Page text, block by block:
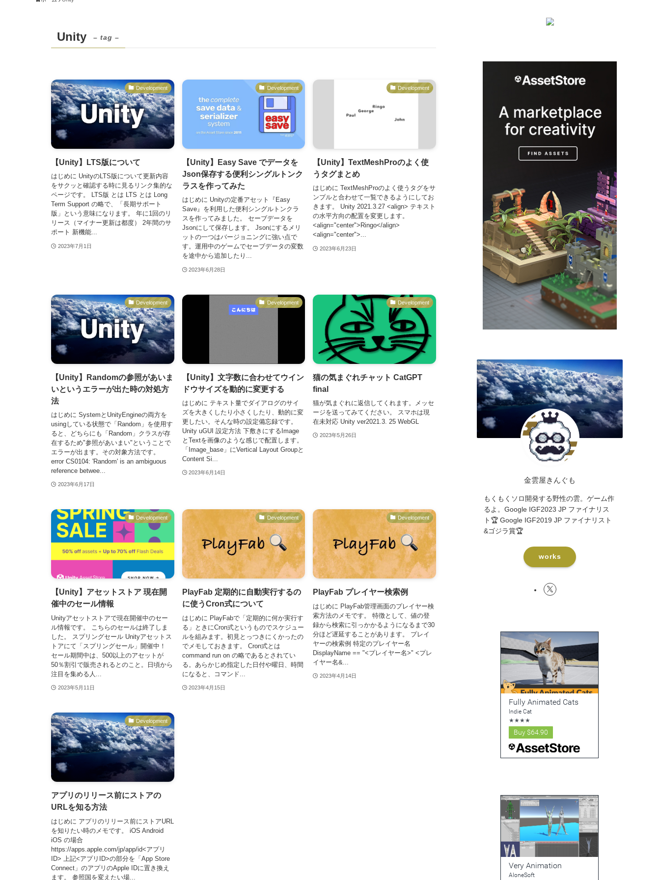
Unity – tag –
Development
【Unity】LTS版について
はじめに UnityのLTS版について更新内容
をサクッと確認する時に見るリンク集的な
ページです。 LTS版 とは LTS とは Long
Term Support の略で、「長期サポート
版」という意味になります。 年に1回のリ
リース（マイナー更新は都度） 2年間のサ
ポート 新機能...
2023年7月1日
Development
【Unity】Easy Save でデータを
Json保存する便利シングルトンク
ラスを作ってみた
はじめに Unityの定番アセット『Easy
Save』を利用した便利シングルトンクラ
スを作ってみました。 セーブデータを
Jsonにして保存します。 Jsonにするメリ
ットの一つはバージョニングに強い点で
す。運用中のゲームでセーブデータの変数
を途中から追加したり...
2023年6月28日
Development
【Unity】TextMeshProのよく使
うタグまとめ
はじめに TextMeshProのよく使うタグをサ
ンプルと合わせて一覧できるようにしてお
きます。 Unity 2021.3.27 <align> テキスト
の水平方向の配置を変更します。
<align="center">Ringo</align>
<align="center">...
2023年6月23日
Development
【Unity】Randomの参照があいま
いというエラーが出た時の対処方
法
はじめに SystemとUnityEngineの両方を
usingしている状態で「Random」を使用す
ると、どちらにも「Random」クラスが存
在するため"参照があいまい"ということで
エラーが出ます。その対象方法です。
error CS0104: 'Random' is an ambiguous
reference betwee...
2023年6月17日
Development
【Unity】文字数に合わせてウイン
ドウサイズを動的に変更する
はじめに テキスト量でダイアログのサイ
ズを大きくしたり小さくしたり、動的に変
更したい。そんな時の設定備忘録です。
Unity uGUI 設定方法 下敷きにするImage
とTextを画像のような感じで配置します。
「Image_base」にVertical Layout Groupと
Content Si...
2023年6月14日
Development
猫の気まぐれチャット CatGPT
final
猫が気まぐれに返信してくれます。メッセ
ージを送ってみてください。 スマホは現
在未対応 Unity ver2021.3. 25 WebGL
2023年5月26日
Development
【Unity】アセットストア 現在開
催中のセール情報
Unityアセットストアで現在開催中のセー
ル情報です。 こちらのセールは終了しま
した。 スプリングセール Unityアセットス
トアにて「スプリングセール」開催中！
セール期間中は、500以上のアセットが
50％割引で販売されるとのこと。日頃から
注目を集める人...
2023年5月11日
Development
PlayFab 定期的に自動実行するの
に使うCron式について
はじめに PlayFabで「定期的に何か実行す
る」ときにCron式というものでスケジュー
ルを組みます。初見とっつきにくかったの
でメモしておきます。 Cron式とは
command run on の略であるとされてい
る。あらかじめ指定した日付や曜日、時間
になると、コマンド...
2023年4月15日
Development
PlayFab プレイヤー検索例
はじめに PlayFab管理画面のプレイヤー検
索方法のメモです。 特徴として、値の登
録から検索に引っかかるようになるまで30
分ほど遅延することがあります。 プレイ
ヤーの検索例 特定のプレイヤー名
DisplayName == "<プレイヤー名>" <プレ
イヤー名&...
2023年4月14日
Development
アプリのリリース前にストアの
URLを知る方法
はじめに アプリのリリース前にストアURL
を知りたい時のメモです。 iOS Android
iOS の場合
https://apps.apple.com/jp/app/id<アプリ
ID> 上記<アプリID>の部分を「App Store
Connect」のアプリのApple IDに置き換え
ます。 参照国を変えたい場...
金雲屋きんぐも
もくもくソロ開発する野性の雲。ゲーム作
るよ。Google IGF2023 JP ファイナリス
ト🏆 Google IGF2019 JP ファイナリスト
&ゴジラ賞🏆
works